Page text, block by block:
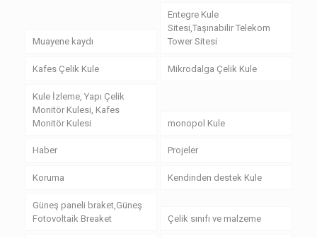
Muayene kaydı
Entegre Kule
Sitesi,Taşınabilir Telekom
Tower Sitesi
Kafes Çelik Kule Mikrodalga Çelik Kule
Kule İzleme, Yapı Çelik
Monitör Kulesi, Kafes
Monitör Kulesi
monopol Kule
Haber Projeler
Koruma Kendinden destek Kule
Güneş paneli braket,Güneş
Fotovoltaik Breaket
Çelik sınıfı ve malzeme